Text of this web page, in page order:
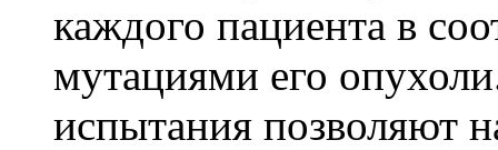
каждого пациента в
мутациями его
испытания позволяют